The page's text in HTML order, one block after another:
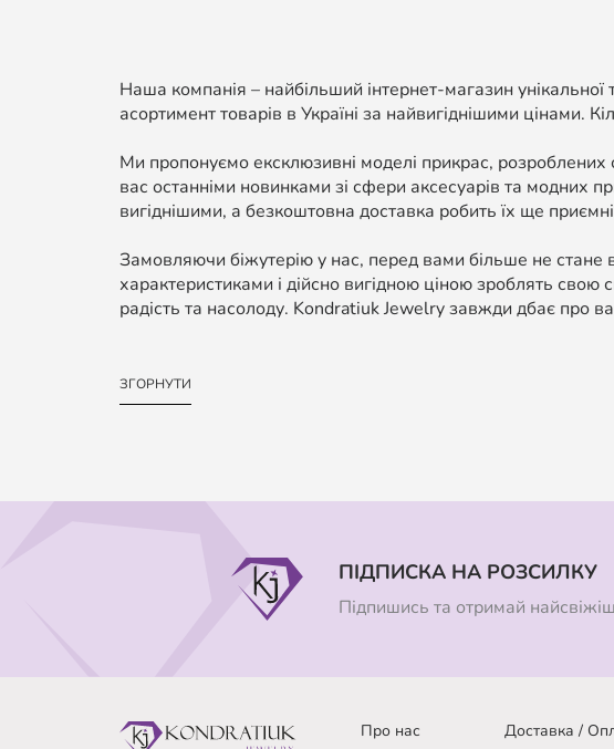
Наша компанія – найбільший інтернет-магазин
асортимент товарів в Україні за найвигіднішими цінами.
Ми пропонуємо ексклюзивні моделі прикрас,
вас останніми новинками зі сфери аксесуарів та модних
вигіднішими, а безкоштовна доставка робить їх ще
Замовляючи біжутерію у нас, перед вами більше не стане
характеристиками і дійсно вигідною ціною зроблять
радість та насолоду. Kondratiuk Jewelry завжди дбає про
ЗГОРНУТИ
ПІДПИСКА НА РОЗСИЛКУ
Підпишись та отримай
Про нас Доставка /